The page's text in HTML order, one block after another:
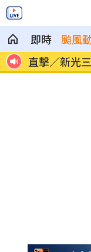
即時 颱風
解
直擊／新光
幕！